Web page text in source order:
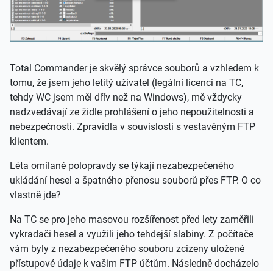
Total Commander je skvělý správce souborů a vzhledem k
tomu, že jsem jeho letitý uživatel (legální licenci na TC,
tehdy WC jsem měl dřív než na Windows), mě vždycky
nadzvedávají ze židle prohlášení o jeho nepoužitelnosti a
nebezpečnosti. Zpravidla v souvislosti s vestavěným FTP
klientem.
Léta omílané polopravdy se týkají nezabezpečeného
ukládání hesel a špatného přenosu souborů přes FTP. O co
vlastně jde?
Na TC se pro jeho masovou rozšířenost před lety zaměřili
vykradači hesel a využili jeho tehdejší slabiny. Z počítače
vám byly z nezabezpečeného souboru zcizeny uložené
přístupové údaje k vašim FTP účtům. Následně docházelo